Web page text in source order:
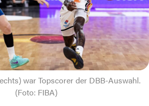
war Topscorer der DBB-Auswahl.
(Foto: FIBA)